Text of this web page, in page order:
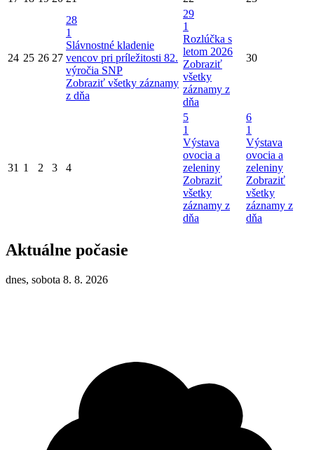
24 25 26 27
28
1
Slávnostné kladenie
vencov pri príležitosti 82.
výročia SNP
Zobraziť všetky záznamy
z dňa
29
1
Rozlúčka s
letom 2026
Zobraziť
všetky
záznamy z
dňa
30
31 1 2 3 4
5
1
Výstava
ovocia a
zeleniny
Zobraziť
všetky
záznamy z
dňa
6
1
Výstava
ovocia a
zeleniny
Zobraziť
všetky
záznamy z
dňa
Aktuálne počasie
dnes, sobota 8. 8. 2026